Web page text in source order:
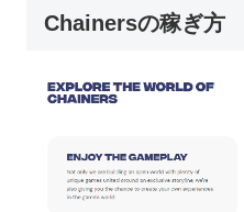
Chainersの稼ぎ方